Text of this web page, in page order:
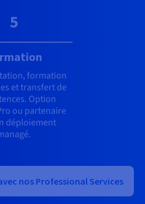
5
formation
et transfert de
Option
ou partenaire
déploiement
nos Professional Services